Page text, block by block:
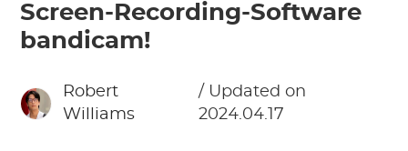
Screen-Recording-Software
bandicam!
Robert
Williams
/ Updated on
2024.04.17